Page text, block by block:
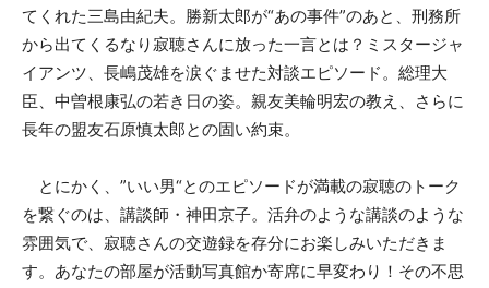
てくれた三島由紀夫。勝新太郎が“あの事件”のあと、刑務所
から出てくるなり寂聴さんに放った一言とは？ミスタージャ
イアンツ、長嶋茂雄を涙ぐませた対談エピソード。総理大
臣、中曽根康弘の若き日の姿。親友美輪明宏の教え、さらに
長年の盟友石原慎太郎との固い約束。
とにかく、”いい男“とのエピソードが満載の寂聴のトーク
を繋ぐのは、講談師・神田京子。活弁のような講談のような
雰囲気で、寂聴さんの交遊録を存分にお楽しみいただきま
す。あなたの部屋が活動写真館か寄席に早変わり！その不思